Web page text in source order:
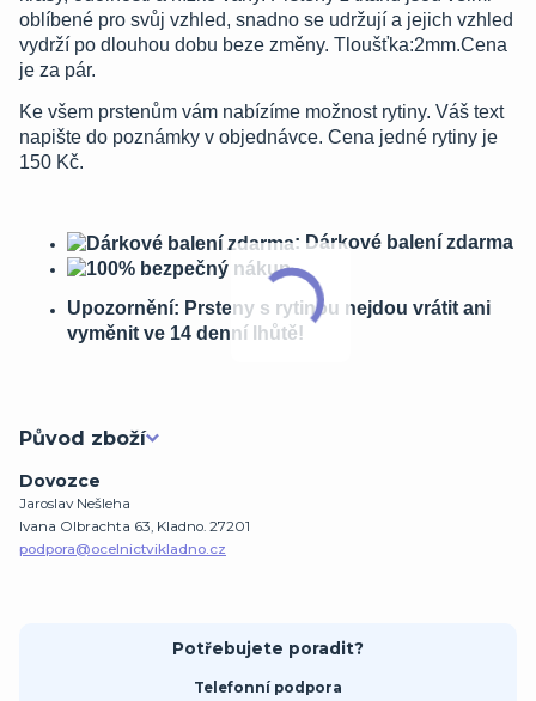
oblíbené pro svůj vzhled, snadno se udržují a jejich vzhled
vydrží po dlouhou dobu beze změny. Tloušťka:2mm.Cena
je za pár.
Ke všem prstenům vám nabízíme možnost rytiny. Váš text
napište do poznámky v objednávce. Cena jedné rytiny je
150 Kč.
: Dárkové balení zdarma
Upozornění: Prsteny s rytinou nejdou vrátit ani
vyměnit ve 14 denní lhůtě!
Původ zboží
Dovozce
Jaroslav Nešleha
Ivana Olbrachta 63, Kladno. 27201
podpora@ocelnictvikladno.cz
Potřebujete poradit?
Telefonní podpora